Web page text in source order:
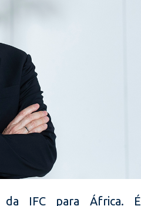
da IFC para África. É